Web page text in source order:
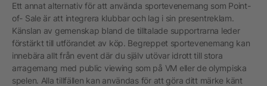
Ett annat alternativ för att använda sportevenemang som Point-
of- Sale är att integrera klubbar och lag i sin presentreklam.
Känslan av gemenskap bland de tilltalade supportrarna leder
förstärkt till utförandet av köp. Begreppet sportevenemang kan
innebära allt från event där du själv utövar idrott till stora
arragemang med public viewing som på VM eller de olympiska
spelen. Alla tillfällen kan användas för att göra ditt märke känt